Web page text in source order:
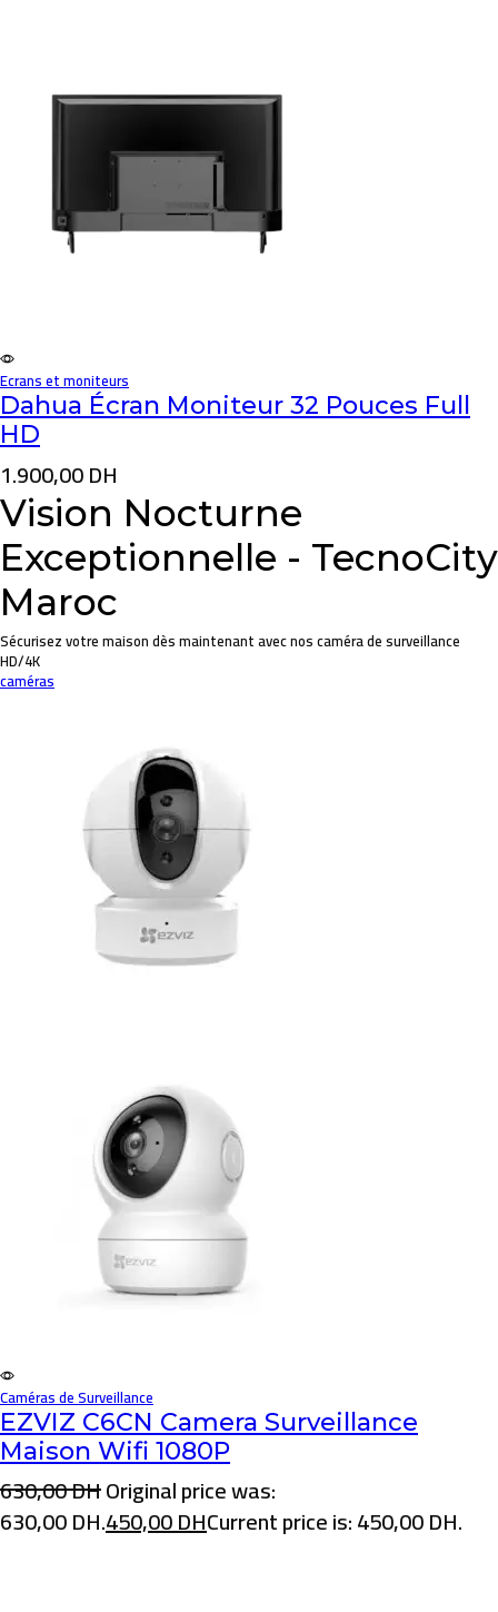
Ecrans et moniteurs
Dahua Écran Moniteur 32 Pouces Full
HD
1.900,00DH
Vision Nocturne
Exceptionnelle - TecnoCity
Maroc
Sécurisez votre maison dès maintenant avec nos caméra de surveillance
HD/4K
caméras
Caméras de Surveillance
EZVIZ C6CN Camera Surveillance
Maison Wifi 1080P
630,00DHOriginal price was:
630,00 DH.450,00DHCurrent price is: 450,00 DH.